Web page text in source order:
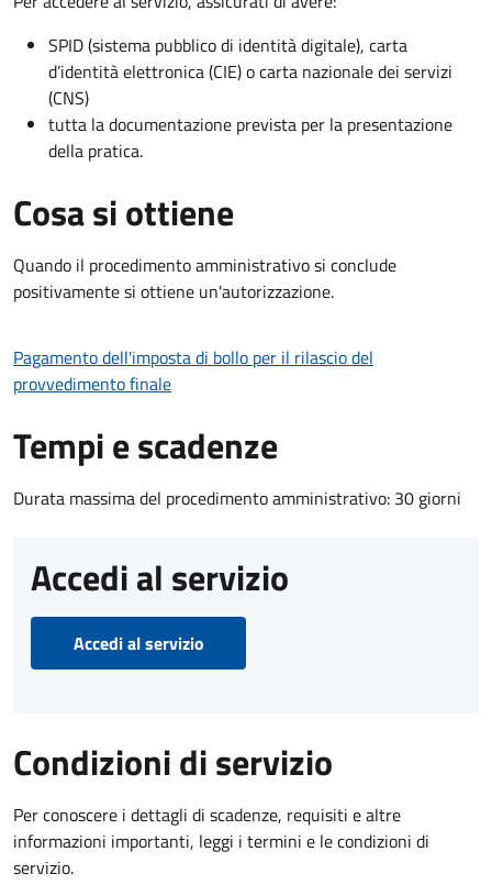
SPID (sistema pubblico di identità digitale), carta
d’identità elettronica (CIE) o carta nazionale dei servizi
(CNS)
tutta la documentazione prevista per la presentazione
della pratica.
Cosa si ottiene
Quando il procedimento amministrativo si conclude
positivamente si ottiene un'autorizzazione.
Pagamento dell'imposta di bollo per il rilascio del
provvedimento finale
Tempi e scadenze
Durata massima del procedimento amministrativo: 30 giorni
Accedi al servizio
Accedi al servizio
Condizioni di servizio
Per conoscere i dettagli di scadenze, requisiti e altre
informazioni importanti, leggi i termini e le condizioni di
servizio.